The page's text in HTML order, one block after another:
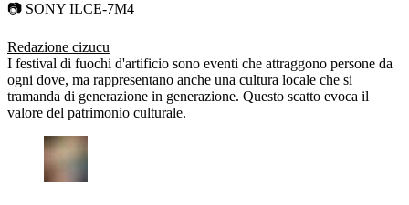
📷 SONY ILCE-7M4
Redazione cizucu
I festival di fuochi d'artificio sono eventi che attraggono persone da
ogni dove, ma rappresentano anche una cultura locale che si
tramanda di generazione in generazione. Questo scatto evoca il
valore del patrimonio culturale.